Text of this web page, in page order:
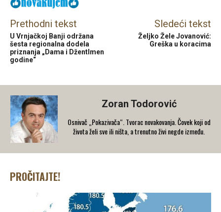
Prethodni tekst
U Vrnjačkoj Banji održana
šesta regionalna dodela
priznanja „Dama i Džentlmen
godine“
Sledeći tekst
Željko Žele Jovanović:
Greška u koracima
Zoran Todorović
Osnivač „Pokazivača“. Tvorac novakovanja. Čovek koji od
života želi sve ili ništa, a trenutno živi negde između.
PROČITAJTE!